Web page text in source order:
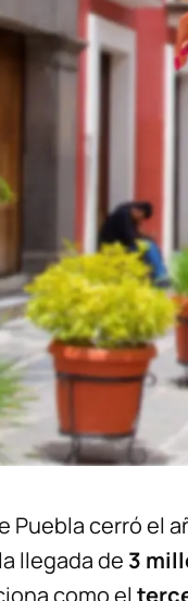
Puebla cerró el
llegada de 3
como el